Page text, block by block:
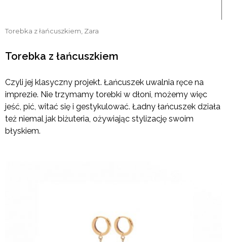
Torebka z łańcuszkiem, Zara
Torebka z łańcuszkiem
Czyli jej klasyczny projekt. Łańcuszek uwalnia ręce na
imprezie. Nie trzymamy torebki w dłoni, możemy więc
jeść, pić, witać się i gestykulować. Ładny łańcuszek działa
też niemal jak biżuteria, ożywiając stylizację swoim
błyskiem.